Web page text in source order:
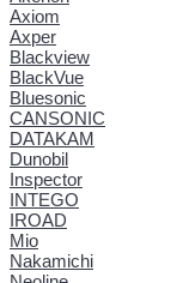
Axiom
Axper
Blackview
BlackVue
Bluesonic
CANSONIC
DATAKAM
Dunobil
Inspector
INTEGO
IROAD
Mio
Nakamichi